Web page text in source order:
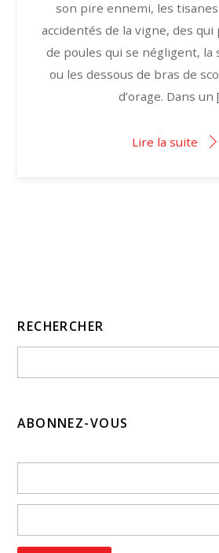
son pire ennemi, les
accidentés de la vigne, des qui
de poules qui se négligent, la
ou les dessous de bras de
d’orage. Dans un
Lire la suite
RECHERCHER
ABONNEZ-VOUS